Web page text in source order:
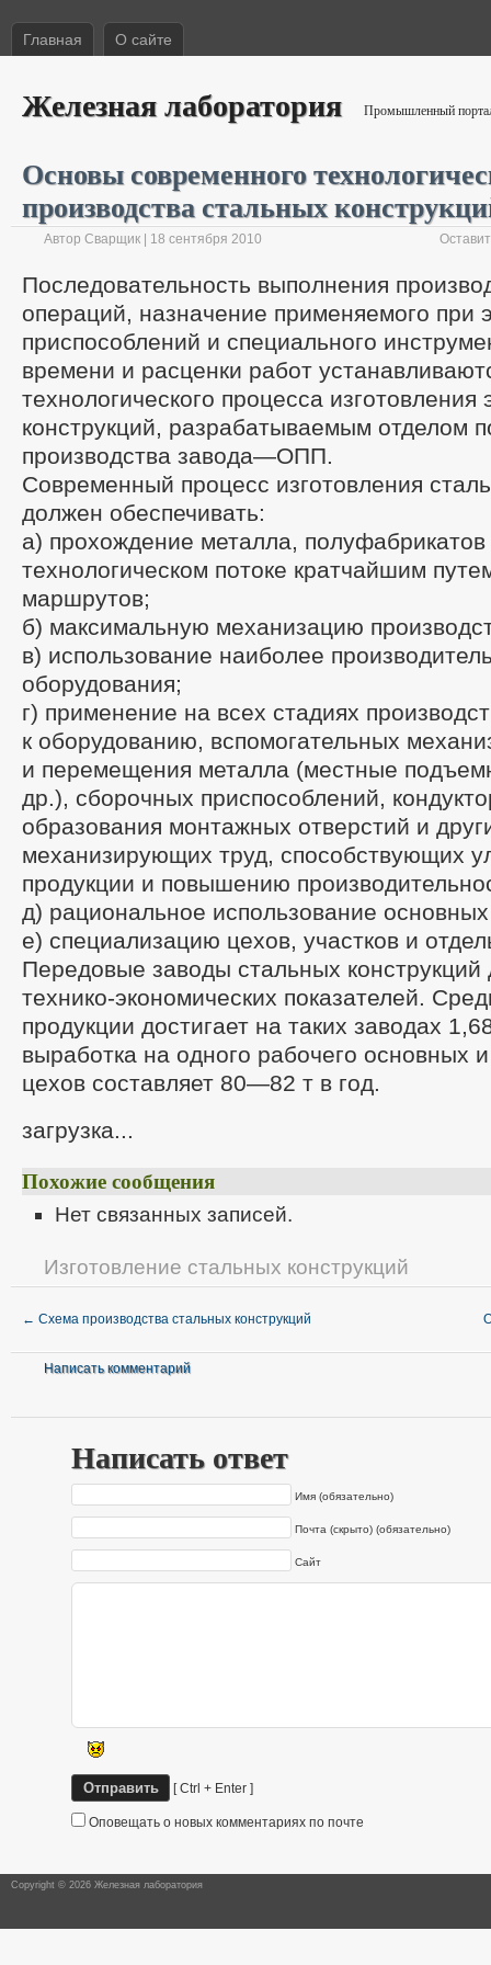
Главная О сайте
Железная лаборатория Промышленный
Основы современного
производства стальных
Автор Сварщик | 18 сентября 2010
Последовательность выполнения
операций, назначение применяемого при
приспособлений и специального
времени и расценки работ
технологического процесса изготовления
конструкций, разрабатываемым отделом
производства завода—ОПП.
Современный процесс изготовления
должен обеспечивать:
а) прохождение металла, полуфабрикатов
технологическом потоке кратчайшим
маршрутов;
б) максимальную механизацию
в) использование наиболее
оборудования;
г) применение на всех стадиях
к оборудованию, вспомогательных
и перемещения металла (местные
др.), сборочных приспособлений,
образования монтажных отверстий и
механизирующих труд, способствующих
продукции и повышению
д) рациональное использование
е) специализацию цехов, участков и
Передовые заводы стальных конструкций
технико-экономических показателей.
продукции достигает на таких заводах
выработка на одного рабочего основных
цехов составляет 80—82 т в год.
загрузка...
Похожие сообщения
Нет связанных записей.
Изготовление стальных конструкций
← Схема производства стальных конструкций
Написать комментарий
Написать ответ
Имя (обязательно)
Почта (скрыто) (обязательно)
Сайт
[ Ctrl + Enter ]
Оповещать о новых комментариях по почте
Copyright © 2026 Железная лаборатория